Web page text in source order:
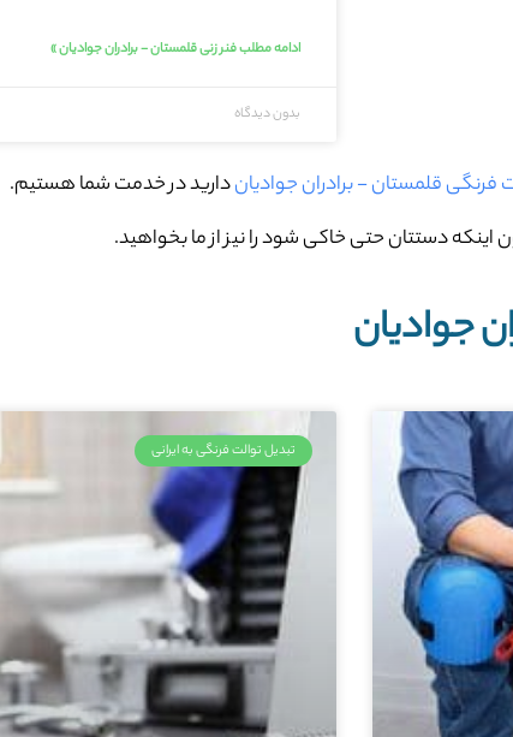
ادامه مطلب فنر زنی قلمستان - برادران جوادیان »
بدون دیدگاه
فرنگی قلمستان - برادران جوادیاندارید در خدمت شما هستیم.
اینکه دستتان حتی خاکی شود را نیز از ما بخواهید.
جوادیان
تبدیل توالت فرنگی به ایرانی